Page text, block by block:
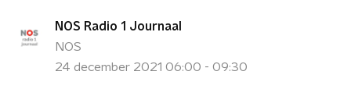
NOS Radio 1 Journaal
NOS
24 december 2021 06:00 - 09:30